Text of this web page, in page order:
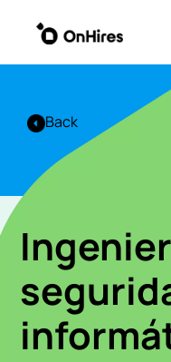
Back